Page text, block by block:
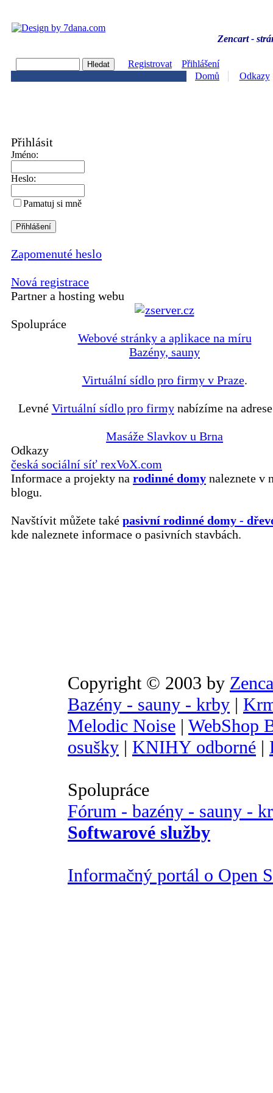
Zencart -
Registrovat
Přihlášení
Domů
Odkazy
Přihlásit
Jméno:
Heslo:
Pamatuj si mně
Zapomenuté heslo
Nová registrace
Partner a hosting webu
Spolupráce
Webové stránky a aplikace na míru
Bazény, sauny
Virtuální sídlo pro firmy v Praze.
Levné Virtuální sídlo pro firmynabízíme na
Masáže Slavkov u Brna
Odkazy
česká sociální síť rexVoX.com
Informace a projekty na rodinné domy naleznete v
blogu.
Navštívit můžete také pasivní rodinné domy -
kde naleznete informace o pasivních stavbách.
Copyright © 2003 by
Bazény - sauny - krby |
Melodic Noise | WebShop
osušky | KNIHY odborné |
Spolupráce
Fórum - bazény - sauny -
Softwarové služby
Informačný portál o Open